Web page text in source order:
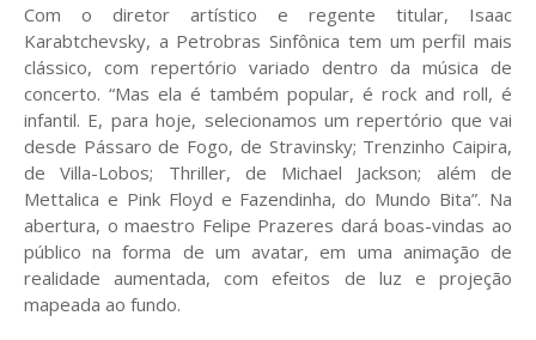
Com o diretor artístico e regente titular, Isaac
Karabtchevsky, a Petrobras Sinfônica tem um perfil mais
clássico, com repertório variado dentro da música de
concerto. “Mas ela é também popular, é rock and roll, é
infantil. E, para hoje, selecionamos um repertório que vai
desde Pássaro de Fogo, de Stravinsky; Trenzinho Caipira,
de Villa-Lobos; Thriller, de Michael Jackson; além de
Mettalica e Pink Floyd e Fazendinha, do Mundo Bita”. Na
abertura, o maestro Felipe Prazeres dará boas-vindas ao
público na forma de um avatar, em uma animação de
realidade aumentada, com efeitos de luz e projeção
mapeada ao fundo.